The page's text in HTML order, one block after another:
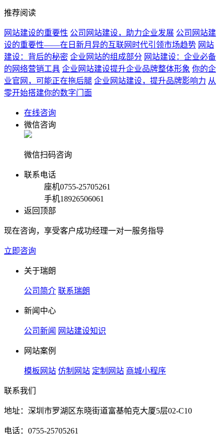
推荐阅读
网站建设的重要性 公司网站建设，助力企业发展 公司网站建
设的重要性——在日新月异的互联网时代引领市场趋势 网站
建设：背后的秘密 企业网站的组成部分 网站建设：企业必备
的网络营销工具 企业网站建设提升企业品牌整体形象 你的企
业官网，可能正在拖后腿 企业网站建设，提升品牌影响力 从
零开始搭建你的数字门面
在线咨询
微信咨询
微信扫码咨询
联系电话
座机0755-25705261
手机18926506061
返回顶部
现在咨询，享受客户成功经理一对一服务指导
立即咨询
关于瑞朗
公司简介 联系瑞朗
新闻中心
公司新闻 网站建设知识
网站案例
模板网站 仿制网站 定制网站 商城小程序
联系我们
地址：深圳市罗湖区东晓街道富基帕克大厦5层02-C10
电话：0755-25705261